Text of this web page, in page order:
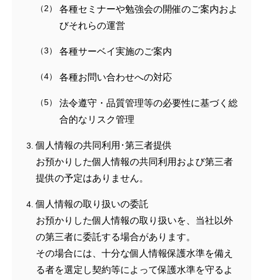
各種セミナーや勉強会の開催のご案内およ
びそれらの運営
各種サーベイ実施のご案内
各種お問い合わせへの対応
法令遵守・品質管理等の必要性に基づく総
合的なリスク管理
個人情報の共同利用･第三者提供
お預かりした個人情報の共同利用および第三者
提供の予定はありません。
個人情報の取り扱いの委託
お預かりした個人情報の取り扱いを、当社以外
の第三者に委託する場合があります。
その場合には、十分な個人情報保護水準を備え
る者を選定し契約等によって保護水準を守るよ